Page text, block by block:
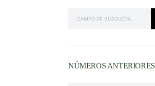
NÚMEROS ANTERIORES